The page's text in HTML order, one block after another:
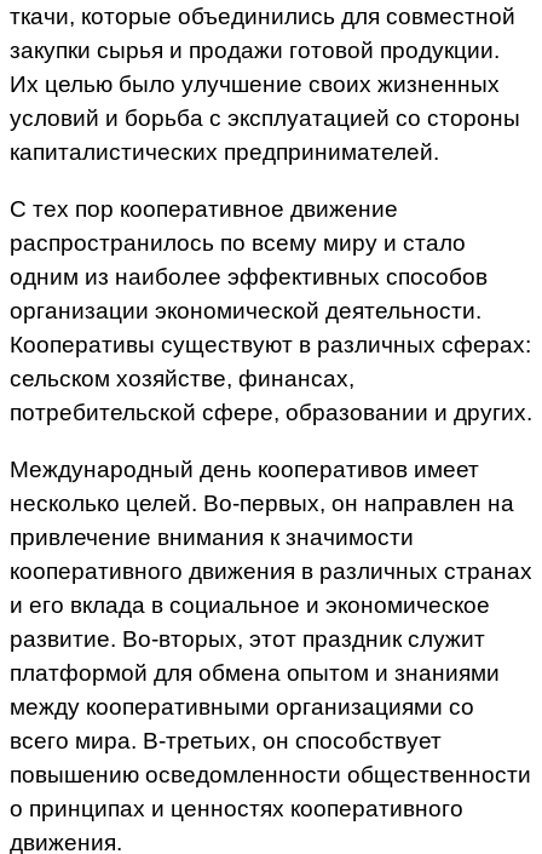
ткачи, которые объединились для совместной
закупки сырья и продажи готовой продукции.
Их целью было улучшение своих жизненных
условий и борьба с эксплуатацией со стороны
капиталистических предпринимателей.
С тех пор кооперативное движение
распространилось по всему миру и стало
одним из наиболее эффективных способов
организации экономической деятельности.
Кооперативы существуют в различных сферах:
сельском хозяйстве, финансах,
потребительской сфере, образовании и других.
Международный день кооперативов имеет
несколько целей. Во-первых, он направлен на
привлечение внимания к значимости
кооперативного движения в различных странах
и его вклада в социальное и экономическое
развитие. Во-вторых, этот праздник служит
платформой для обмена опытом и знаниями
между кооперативными организациями со
всего мира. В-третьих, он способствует
повышению осведомленности общественности
о принципах и ценностях кооперативного
движения.